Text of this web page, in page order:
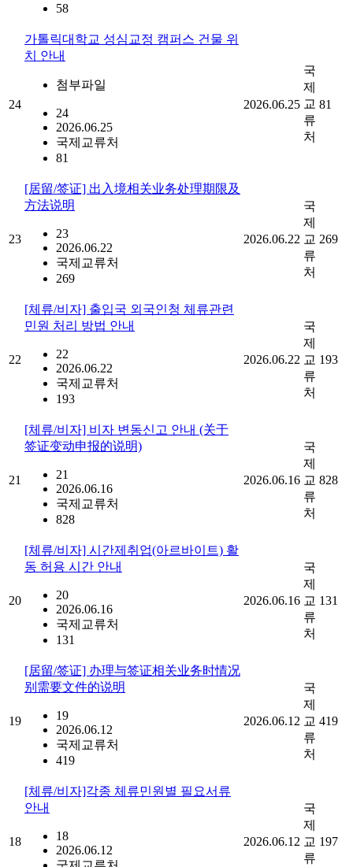
58
24
가톨릭대학교 성심교정 캠퍼스 건물 위
치 안내
첨부파일
24
2026.06.25
국제교류처
81
2026.06.25
국
제
교
류
처
81
23
[居留/签证] 出入境相关业务处理期限及
方法说明
23
2026.06.22
국제교류처
269
2026.06.22
국
제
교
류
처
269
22
[체류/비자] 출입국 외국인청 체류관련
민원 처리 방법 안내
22
2026.06.22
국제교류처
193
2026.06.22
국
제
교
류
처
193
21
[체류/비자] 비자 변동신고 안내 (关于
签证变动申报的说明)
21
2026.06.16
국제교류처
828
2026.06.16
국
제
교
류
처
828
20
[체류/비자] 시간제취업(아르바이트) 활
동 허용 시간 안내
20
2026.06.16
국제교류처
131
2026.06.16
국
제
교
류
처
131
19
[居留/签证] 办理与签证相关业务时情况
别需要文件的说明
19
2026.06.12
국제교류처
419
2026.06.12
국
제
교
류
처
419
18
[체류/비자]각종 체류민원별 필요서류
안내
18
2026.06.12
2026.06.12
국
제
교
류
197